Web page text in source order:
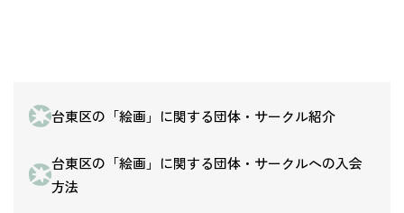
台東区の「絵画」に関する団体・サークル紹介
台東区の「絵画」に関する団体・サークルへの入会
方法